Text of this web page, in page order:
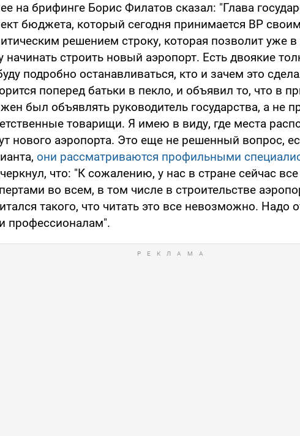
на брифинге Борис Филатов сказал: "Глава
бюджета, который сегодня принимается ВР своим
решением строку, которая позволит уже
начинать строить новый аэропорт. Есть двоякие
подробно останавливаться, кто и зачем это
поперед батьки в пекло, и объявил то, что в
был объявлять руководитель государства, а не
товарищи. Я имею в виду, где места
нового аэропорта. Это еще не решенный вопрос,
они рассматриваются профильными
что: "К сожалению, у нас в стране сейчас все
во всем, в том числе в строительстве
такого, что читать это все невозможно. Надо
профессионалам".